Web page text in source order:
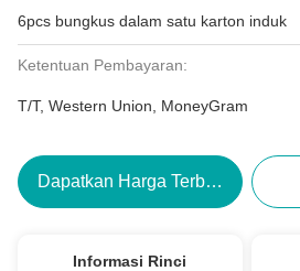
6pcs bungkus dalam satu karton induk
Ketentuan Pembayaran:
T/T, Western Union, MoneyGram
Dapatkan Harga Terbaik
Informasi Rinci